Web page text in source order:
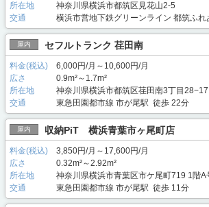
所在地
神奈川県横浜市都筑区見花山2-5
交通
横浜市営地下鉄グリーンライン 都筑ふ
屋内 セフルトランク 荏田南
料金(税込)
6,000円/月～10,600円/月
広さ
0.9m²～1.7m²
所在地
神奈川県横浜市都筑区荏田南3丁目28−17
交通
東急田園都市線 市が尾駅 徒歩 22分
屋内 収納PiT 横浜青葉市ヶ尾町店
料金(税込)
3,850円/月～17,600円/月
広さ
0.32m²～2.92m²
所在地
神奈川県横浜市青葉区市ケ尾町719 1階A
交通
東急田園都市線 市が尾駅 徒歩 11分